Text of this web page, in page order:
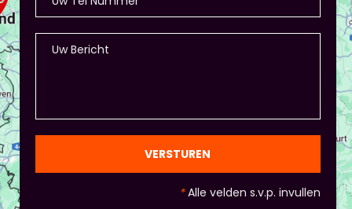
dat altijd mogelijk! Maar: overleg dit dan wel met
Piet of hij dit wil in plaats van een eindpresentatie
+ zorg ervoor dat de deelnemers wel hun
en die van Piet en vervolgens de deelnemers:
gezien de eindpresentaties van 5 minuten de
officiële/vaste werkvorm zijn. Voor beginners is het
evaluatieformulier niet :)
VERSTUREN
*Alle velden s.v.p. invullen